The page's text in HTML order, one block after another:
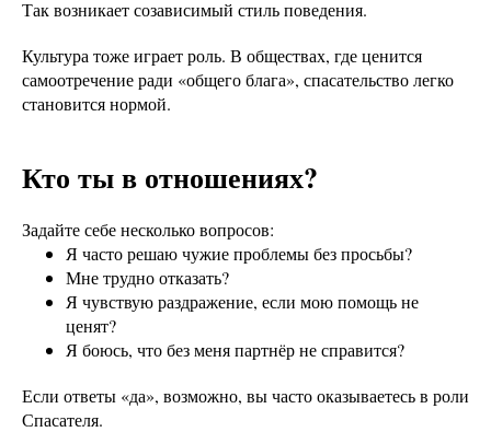
Так возникает созависимый стиль поведения.
Культура тоже играет роль. В обществах, где ценится
самоотречение ради «общего блага», спасательство легко
становится нормой.
Кто ты в отношениях?
Задайте себе несколько вопросов:
Я часто решаю чужие проблемы без просьбы?
Мне трудно отказать?
Я чувствую раздражение, если мою помощь не
ценят?
Я боюсь, что без меня партнёр не справится?
Если ответы «да», возможно, вы часто оказываетесь в роли
Спасателя.